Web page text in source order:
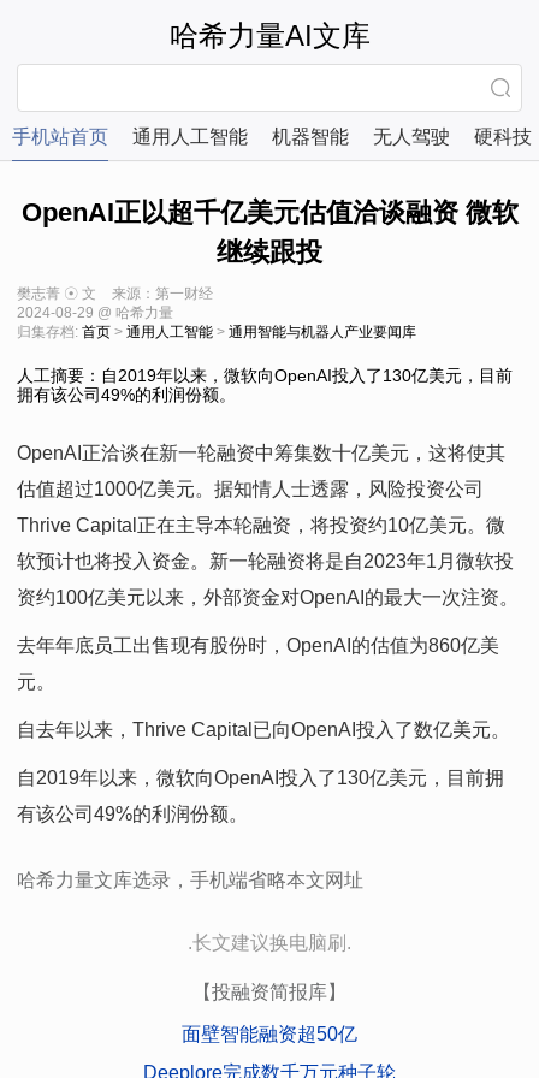
哈希力量AI文库
手机站首页 通用人工智能 机器智能 无人驾驶 硬科技
OpenAI正以超千亿美元估值洽谈融资 微软
继续跟投
樊志菁 ☉ 文
来源：第一财经
2024-08-29 @ 哈希力量
归集存档: 首页 > 通用人工智能 > 通用智能与机器人产业要闻库
人工摘要：自2019年以来，微软向OpenAI投入了130亿美元，目前
拥有该公司49%的利润份额。
OpenAI正洽谈在新一轮融资中筹集数十亿美元，这将使其
估值超过1000亿美元。据知情人士透露，风险投资公司
Thrive Capital正在主导本轮融资，将投资约10亿美元。微
软预计也将投入资金。新一轮融资将是自2023年1月微软投
资约100亿美元以来，外部资金对OpenAI的最大一次注资。
去年年底员工出售现有股份时，OpenAI的估值为860亿美
元。
自去年以来，Thrive Capital已向OpenAI投入了数亿美元。
自2019年以来，微软向OpenAI投入了130亿美元，目前拥
有该公司49%的利润份额。
哈希力量文库选录，手机端省略本文网址
.长文建议换电脑刷.
【投融资简报库】
面壁智能融资超50亿
Deeplore完成数千万元种子轮